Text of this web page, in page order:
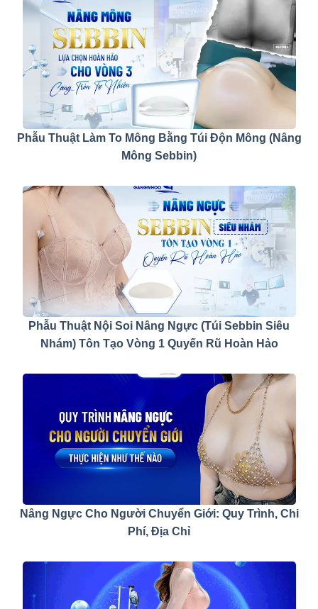
Phẫu Thuật Làm To Mông Bằng Túi Độn Mông (Nâng
Mông Sebbin)
Phẫu Thuật Nội Soi Nâng Ngực (Túi Sebbin Siêu
Nhám) Tôn Tạo Vòng 1 Quyến Rũ Hoàn Hảo
Nâng Ngực Cho Người Chuyển Giới: Quy Trình, Chi
Phí, Địa Chỉ